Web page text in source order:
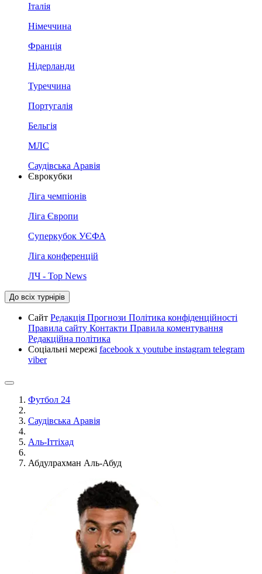
Італія
Німеччина
Франція
Нідерланди
Туреччина
Португалія
Бельгія
МЛС
Саудівська Аравія
Єврокубки
Ліга чемпіонів
Ліга Європи
Суперкубок УЄФА
Ліга конференцій
ЛЧ - Top News
До всіх турнірів
Сайт Редакція Прогнози Політика конфіденційності
Правила сайту Контакти Правила коментування
Редакційна політика
Соціальні мережі facebook x youtube instagram telegram
viber
Футбол 24
Саудівська Аравія
Аль-Іттіхад
Абдулрахман Аль-Абуд